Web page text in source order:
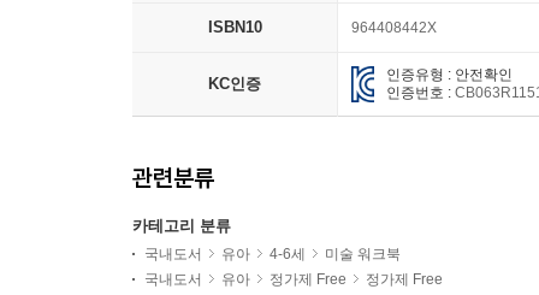
ISBN10 964408442X
KC인증
인증유형 : 안전확인
인증번호 :
관련분류
카테고리 분류
국내도서 유아 4-6세
미술 워크북
국내도서
유아 정가제 Free
정가제 Free